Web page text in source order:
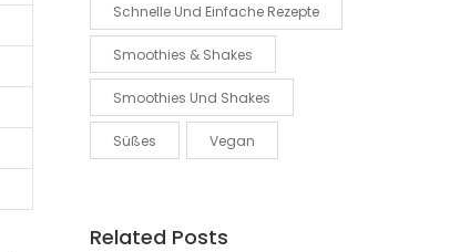
Schnelle Und Einfache Rezepte
Smoothies & Shakes
Smoothies Und Shakes
Süßes Vegan
Related Posts